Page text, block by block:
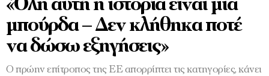
«Όλη αυτή η ιστορία είναι μια
μπούρδα – Δεν κλήθηκα ποτέ
να δώσω εξηγήσεις»
Ο πρώην επίτροπος της ΕΕ απορρίπτει τις κατηγορίες, κάνει